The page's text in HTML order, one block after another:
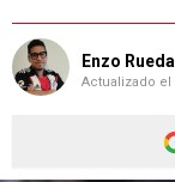
Enzo Rueda
Actualizado el